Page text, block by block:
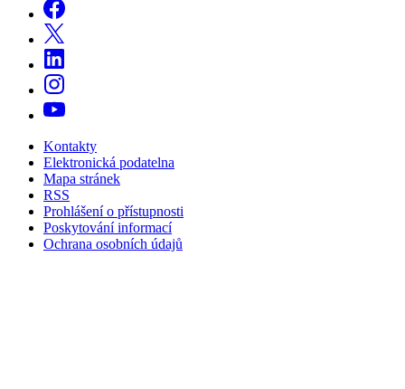
Kontakty
Elektronická podatelna
Mapa stránek
RSS
Prohlášení o přístupnosti
Poskytování informací
Ochrana osobních údajů